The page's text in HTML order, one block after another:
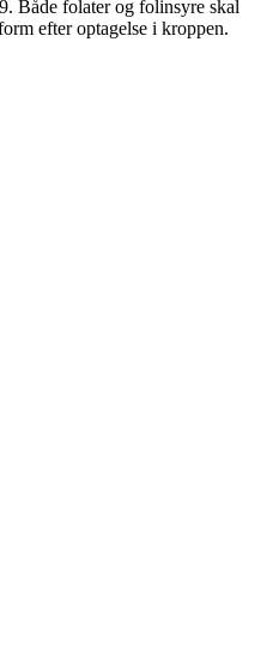
Både folater og folinsyre skal
efter optagelse i kroppen.